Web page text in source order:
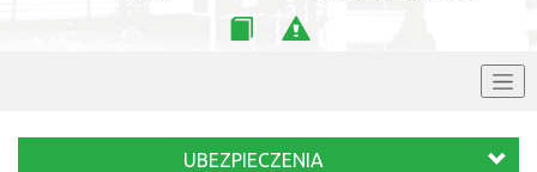
UBEZPIECZENIA